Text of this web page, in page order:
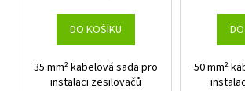
DO KOŠÍKU
35 mm² kabelová sada pro
instalaci zesilovačů
50 mm²